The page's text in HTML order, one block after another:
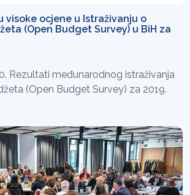
visoke ocjene u Istraživanju o
(Open Budget Survey) u BiH za
Rezultati međunarodnog istraživanja
(Open Budget Survey) za 2019.